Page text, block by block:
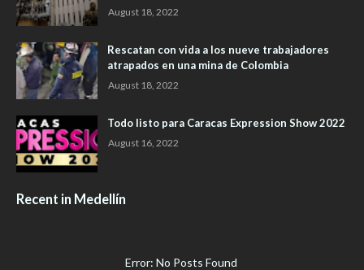
August 18, 2022
Rescatan con vida a los nueve trabajadores
atrapados en una mina de Colombia
August 18, 2022
Todo listo para Caracas Expression Show 2022
August 16, 2022
Recent in Medellín
Error: No Posts Found